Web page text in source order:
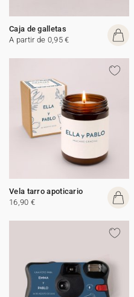
Caja de galletas
A partir de 0,95 €
Vela tarro apoticario
16,90 €